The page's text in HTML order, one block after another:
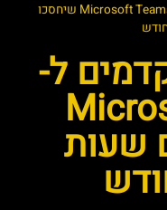
10 טיפים מתקדמים ל-Microsoft Teams שיחסכו
ל-
שעות